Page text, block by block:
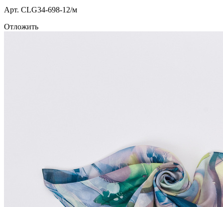
Арт. СLG34-698-12/м
Отложить